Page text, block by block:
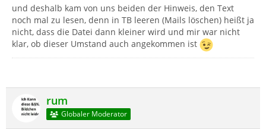
und deshalb kam von uns beiden der Hinweis, den Text
noch mal zu lesen, denn in TB leeren (Mails löschen) heißt ja
nicht, dass die Datei dann kleiner wird und mir war nicht
klar, ob dieser Umstand auch angekommen ist
rum
Globaler Moderator